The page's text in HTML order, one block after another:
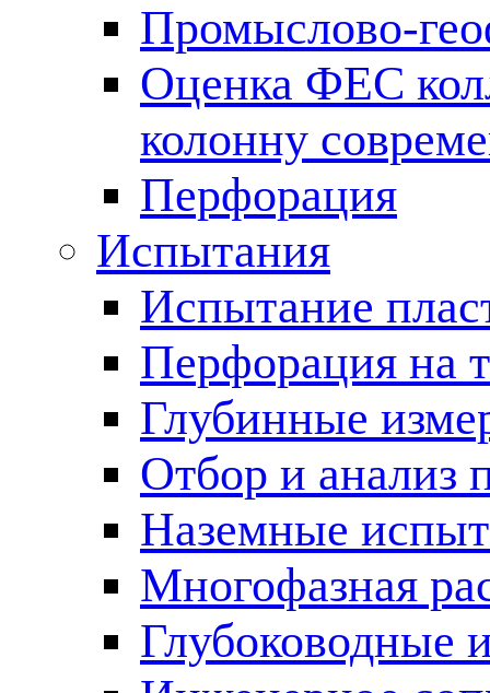
Промыслово-
Оценка ФЕС
колонну
Перфорация
Испытания
Испытание
Перфорация на
Глубинные
Отбор и анализ
Наземные
Многофазная
Глубоководные